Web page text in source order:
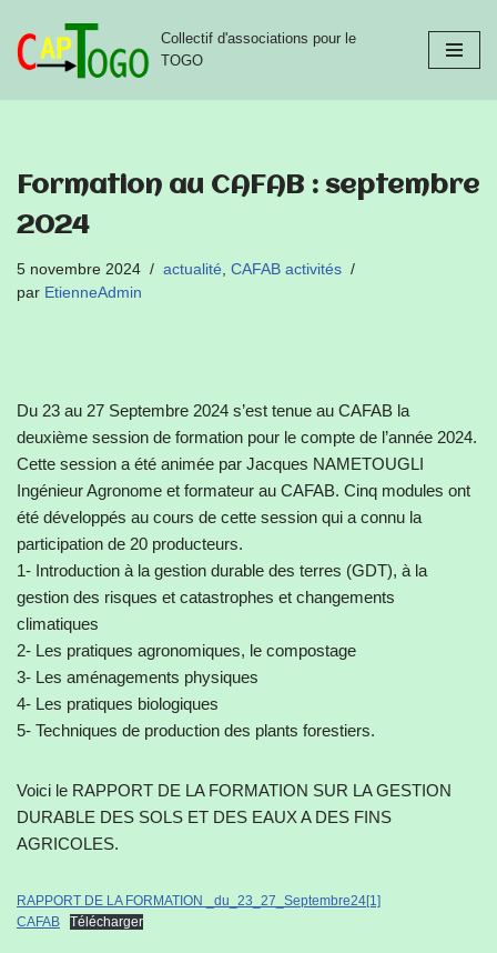
Aller
Collectif d'associations pour le
TOGO
Formation au CAFAB : septembre
2024
5 novembre 2024 actualité CAFAB activités
par EtienneAdmin
Du 23 au 27 Septembre 2024 s’est tenue au CAFAB la
deuxième session de formation pour le compte de l’année 2024.
Cette session a été animée par Jacques NAMETOUGLI
Ingénieur Agronome et formateur au CAFAB. Cinq modules ont
été développés au cours de cette session qui a connu la
participation de 20 producteurs.
1- Introduction à la gestion durable des terres (GDT), à la
gestion des risques et catastrophes et changements
climatiques
2- Les pratiques agronomiques, le compostage
3- Les aménagements physiques
4- Les pratiques biologiques
5- Techniques de production des plants forestiers.
Voici le RAPPORT DE LA FORMATION SUR LA GESTION
DURABLE DES SOLS ET DES EAUX A DES FINS
AGRICOLES.
RAPPORT DE LA FORMATION _du_23_27_Septembre24[1]
CAFAB
Télécharger